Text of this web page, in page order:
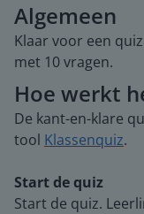
Algemeen
Klaar voor een
met 10 vragen.
Hoe werkt
De kant-en-klare
tool Klassenquiz.
Start de quiz
Start de quiz.